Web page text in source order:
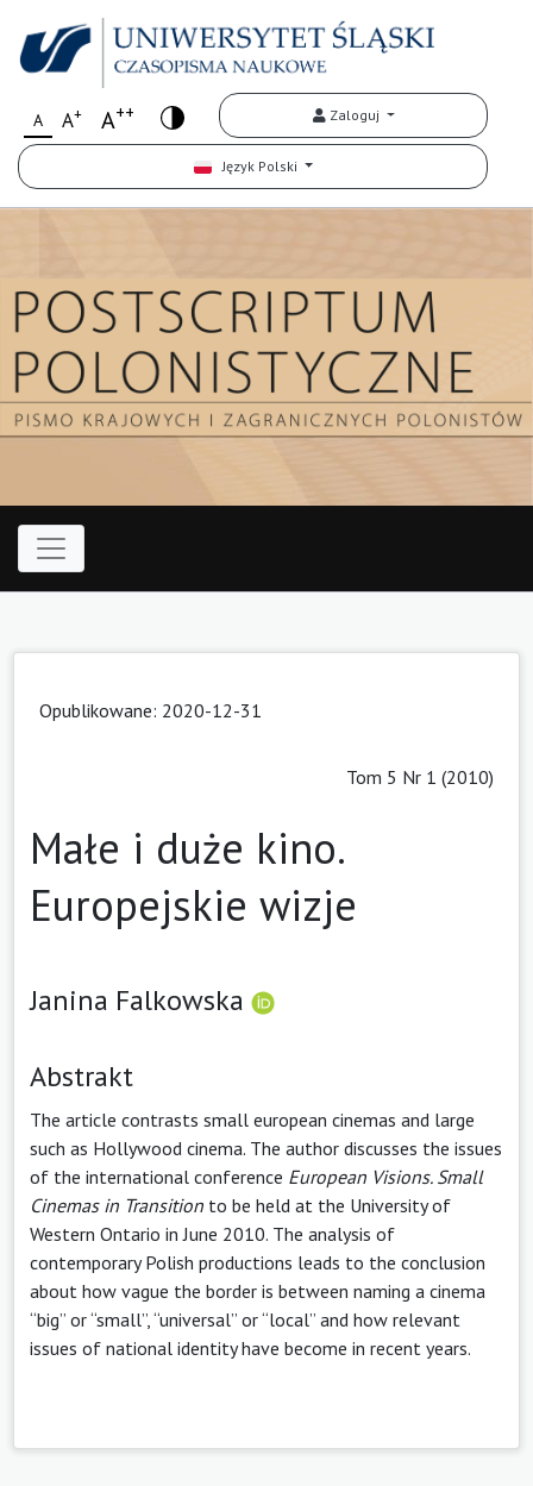
A A+ A++ Zaloguj
Język Polski
Opublikowane: 2020-12-31
Tom 5 Nr 1 (2010)
Małe i duże kino.
Europejskie wizje
Janina Falkowska
Abstrakt
The article contrasts small european cinemas and large
such as Hollywood cinema. The author discusses the issues
of the international conference European Visions. Small
Cinemas in Transition to be held at the University of
Western Ontario in June 2010. The analysis of
contemporary Polish productions leads to the conclusion
about how vague the border is between naming a cinema
“big” or “small”, “universal” or “local” and how relevant
issues of national identity have become in recent years.